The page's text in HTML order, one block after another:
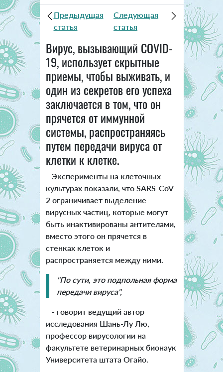
Предыдущая
статья
Следующая
статья
Вирус, вызывающий COVID-
19, использует скрытные
приемы, чтобы выживать, и
один из секретов его успеха
заключается в том, что он
прячется от иммунной
системы, распространяясь
путем передачи вируса от
клетки к клетке.
Эксперименты на клеточных
культурах показали, что SARS-CoV-
2 ограничивает выделение
вирусных частиц, которые могут
быть инактивированы антителами,
вместо этого он прячется в
стенках клеток и
распространяется между ними.
"По сути, это подпольная форма
передачи вируса",
- говорит ведущий автор
исследования Шань-Лу Лю,
профессор вирусологии на
факультете ветеринарных бионаук
Университета штата Огайо.